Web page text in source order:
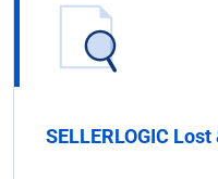
SELLERLOGIC